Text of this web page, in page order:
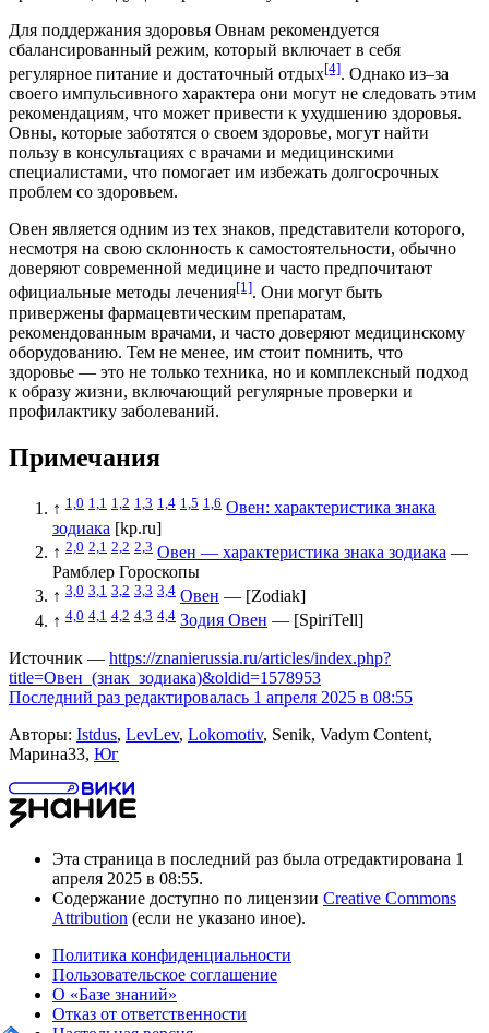
Для поддержания здоровья Овнам рекомендуется
сбалансированный режим, который включает в себя
регулярное питание и достаточный отдых[4]. Однако из‒за
своего импульсивного характера они могут не следовать этим
рекомендациям, что может привести к ухудшению здоровья.
Овны, которые заботятся о своем здоровье, могут найти
пользу в консультациях с врачами и медицинскими
специалистами, что помогает им избежать долгосрочных
проблем со здоровьем.
Овен является одним из тех знаков, представители которого,
несмотря на свою склонность к самостоятельности, обычно
доверяют современной медицине и часто предпочитают
официальные методы лечения[1]. Они могут быть
привержены фармацевтическим препаратам,
рекомендованным врачами, и часто доверяют медицинскому
оборудованию. Тем не менее, им стоит помнить, что
здоровье — это не только техника, но и комплексный подход
к образу жизни, включающий регулярные проверки и
профилактику заболеваний.
Примечания
↑ 1,0 1,1 1,2 1,3 1,4 1,5 1,6 Овен: характеристика знака
зодиака [kp.ru]
↑ 2,0 2,1 2,2 2,3 Овен — характеристика знака зодиака —
Рамблер Гороскопы
↑ 3,0 3,1 3,2 3,3 3,4 Овен — [Zodiak]
↑ 4,0 4,1 4,2 4,3 4,4 Зодия Овен — [SpiriTell]
Источник — https://znanierussia.ru/articles/index.php?
title=Овен_(знак_зодиака)&oldid=1578953
Последний раз редактировалась 1 апреля 2025 в 08:55
Авторы: Istdus, LevLev, Lokomotiv, Senik, Vadym Content,
Марина33, Юг
Эта страница в последний раз была отредактирована 1
апреля 2025 в 08:55.
Содержание доступно по лицензии Creative Commons
Attribution (если не указано иное).
Политика конфиденциальности
Пользовательское соглашение
О «Базе знаний»
Отказ от ответственности